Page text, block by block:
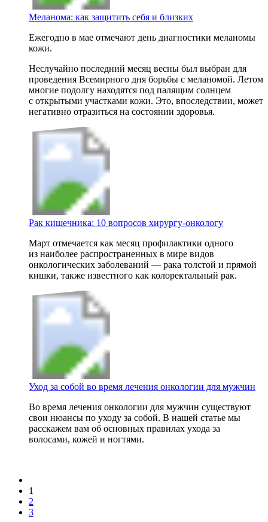
Меланома: как защитить себя и близких
Ежегодно в мае отмечают день диагностики меланомы
кожи.
Неслучайно последний месяц весны был выбран для
проведения Всемирного дня борьбы с меланомой. Летом
многие подолгу находятся под палящим солнцем
с открытыми участками кожи. Это, впоследствии, может
негативно отразиться на состоянии здоровья.
Рак кишечника: 10 вопросов хирургу-онкологу
Март отмечается как месяц профилактики одного
из наиболее распространенных в мире видов
онкологических заболеваний — рака толстой и прямой
кишки, также известного как колоректальный рак.
Уход за собой во время лечения онкологии для мужчин
Во время лечения онкологии для мужчин существуют
свои нюансы по уходу за собой. В нашей статье мы
расскажем вам об основных правилах ухода за
волосами, кожей и ногтями.
1
2
3